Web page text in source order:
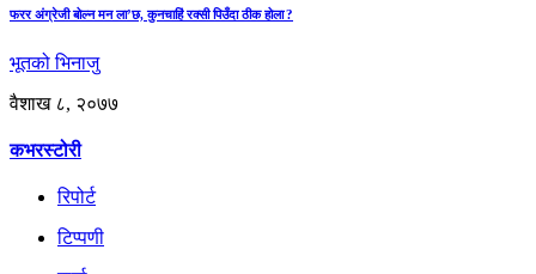
फरर अंग्रेजी बोल्न मन ला’छ, कुनचाहिं रक्सी पिउँदा ठीक होला ?
भूतको भिनाजु
वैशाख ८, २०७७
कभरस्टोरी
रिपोर्ट
टिप्पणी